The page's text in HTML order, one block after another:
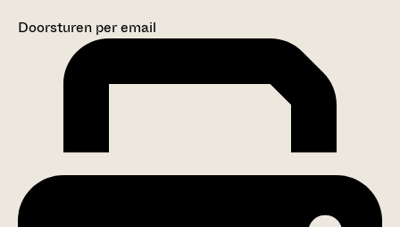
Doorsturen per email